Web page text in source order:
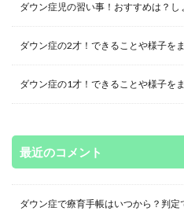
ダウン症児の習い事！おすすめは？し
ダウン症の2才！できることや様子を
ダウン症の1才！できることや様子を
最近のコメント
ダウン症で療育手帳はいつから？判